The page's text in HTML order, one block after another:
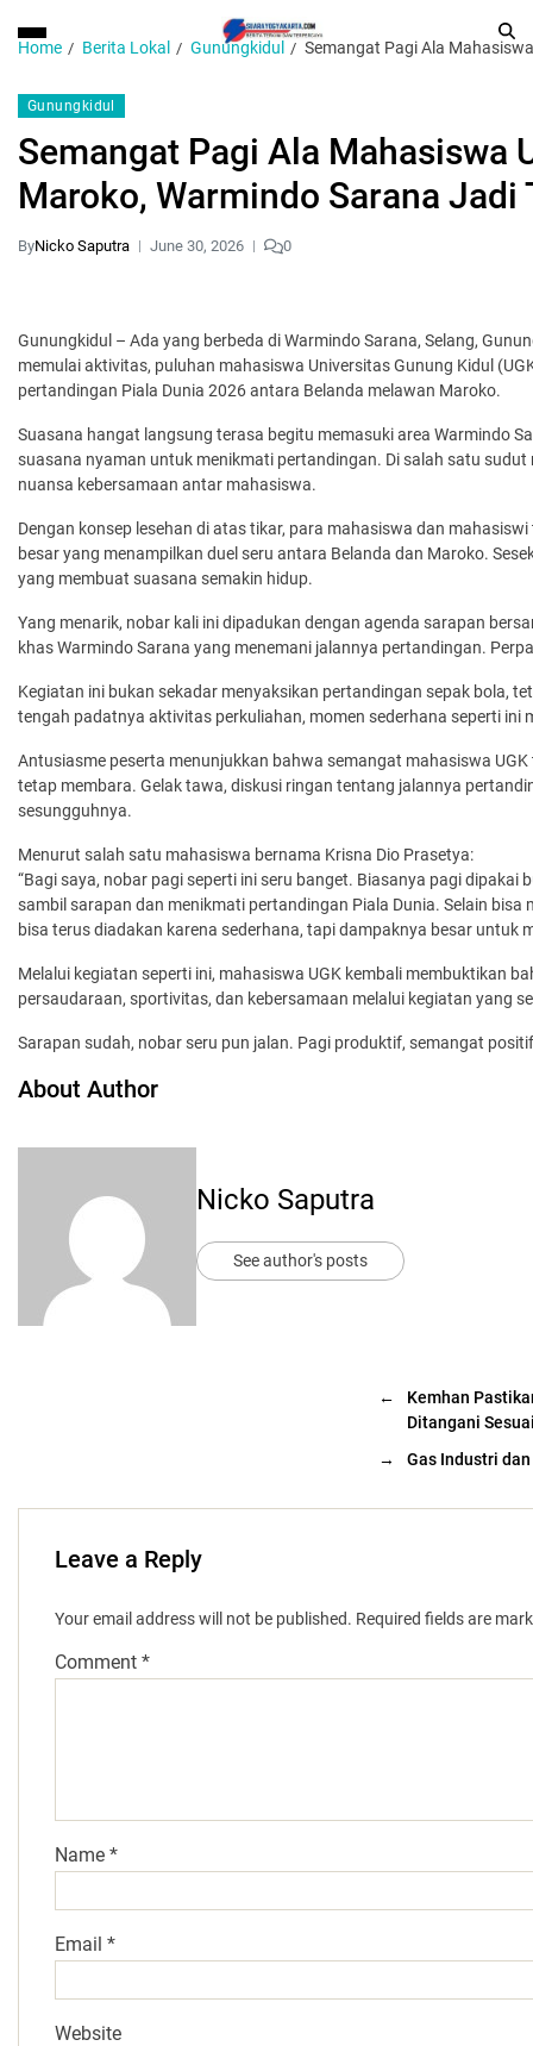
Home Berita Lokal Gunungkidul Semangat Pagi Ala
Gunungkidul
Semangat Pagi Ala Mahasiswa
Maroko, Warmindo Sarana
ByNicko Saputra June 30, 2026 0
Gunungkidul – Ada yang berbeda di Warmindo Sarana, Selang,
memulai aktivitas, puluhan mahasiswa Universitas Gunung Kidul
pertandingan Piala Dunia 2026 antara Belanda melawan Maroko.
Suasana hangat langsung terasa begitu memasuki area Warmindo
suasana nyaman untuk menikmati pertandingan. Di salah satu
nuansa kebersamaan antar mahasiswa.
Dengan konsep lesehan di atas tikar, para mahasiswa dan
besar yang menampilkan duel seru antara Belanda dan Maroko.
yang membuat suasana semakin hidup.
Yang menarik, nobar kali ini dipadukan dengan agenda sarapan
khas Warmindo Sarana yang menemani jalannya pertandingan.
Kegiatan ini bukan sekadar menyaksikan pertandingan sepak bola,
tengah padatnya aktivitas perkuliahan, momen sederhana seperti
Antusiasme peserta menunjukkan bahwa semangat mahasiswa
tetap membara. Gelak tawa, diskusi ringan tentang jalannya
sesungguhnya.
Menurut salah satu mahasiswa bernama Krisna Dio Prasetya:
“Bagi saya, nobar pagi seperti ini seru banget. Biasanya pagi
sambil sarapan dan menikmati pertandingan Piala Dunia. Selain
bisa terus diadakan karena sederhana, tapi dampaknya besar untuk
Melalui kegiatan seperti ini, mahasiswa UGK kembali membuktikan
persaudaraan, sportivitas, dan kebersamaan melalui kegiatan yang
Sarapan sudah, nobar seru pun jalan. Pagi produktif, semangat
About Author
Nicko Saputra
See author's posts
←
Kemhan
Ditangani
→
Gas Industri
Leave a Reply
Your email address will not be published. Required fields are
Comment *
Name *
Email *
Website